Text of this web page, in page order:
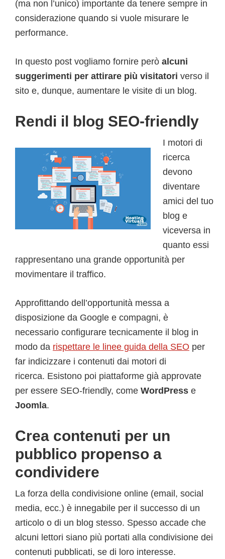
(ma non l’unico) importante da tenere sempre in
considerazione quando si vuole misurare le
performance.
In questo post vogliamo fornire però alcuni
suggerimenti per attirare più visitatori verso il
sito e, dunque, aumentare le visite di un blog.
Rendi il blog SEO-friendly
I motori di
ricerca
devono
diventare
amici del tuo
blog e
viceversa in
quanto essi
rappresentano una grande opportunità per
movimentare il traffico.
Approfittando dell’opportunità messa a
disposizione da Google e compagni, è
necessario configurare tecnicamente il blog in
modo da rispettare le linee guida della SEO per
far indicizzare i contenuti dai motori di
ricerca. Esistono poi piattaforme già approvate
per essere SEO-friendly, come WordPress e
Joomla.
Crea contenuti per un
pubblico propenso a
condividere
La forza della condivisione online (email, social
media, ecc.) è innegabile per il successo di un
articolo o di un blog stesso. Spesso accade che
alcuni lettori siano più portati alla condivisione dei
contenuti pubblicati, se di loro interesse.